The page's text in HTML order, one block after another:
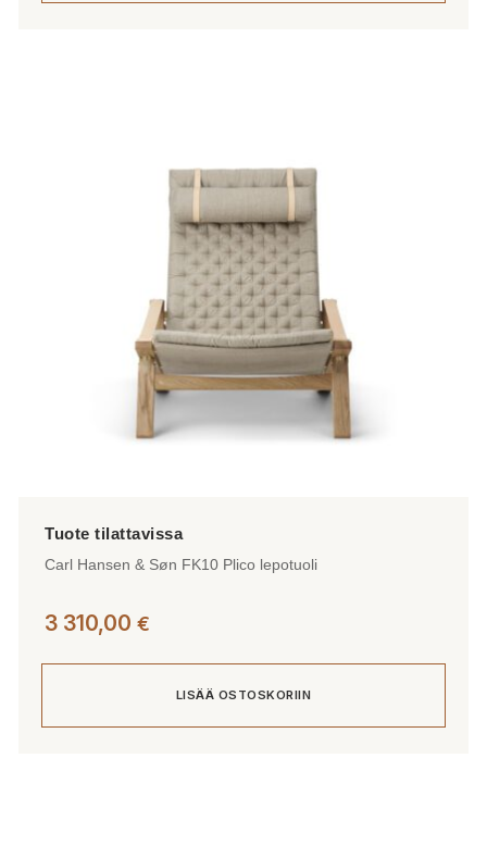
Carl Hansen & Søn FK10 Plico lepotuoli
3 310,00 €
LISÄÄ OSTOSKORIIN